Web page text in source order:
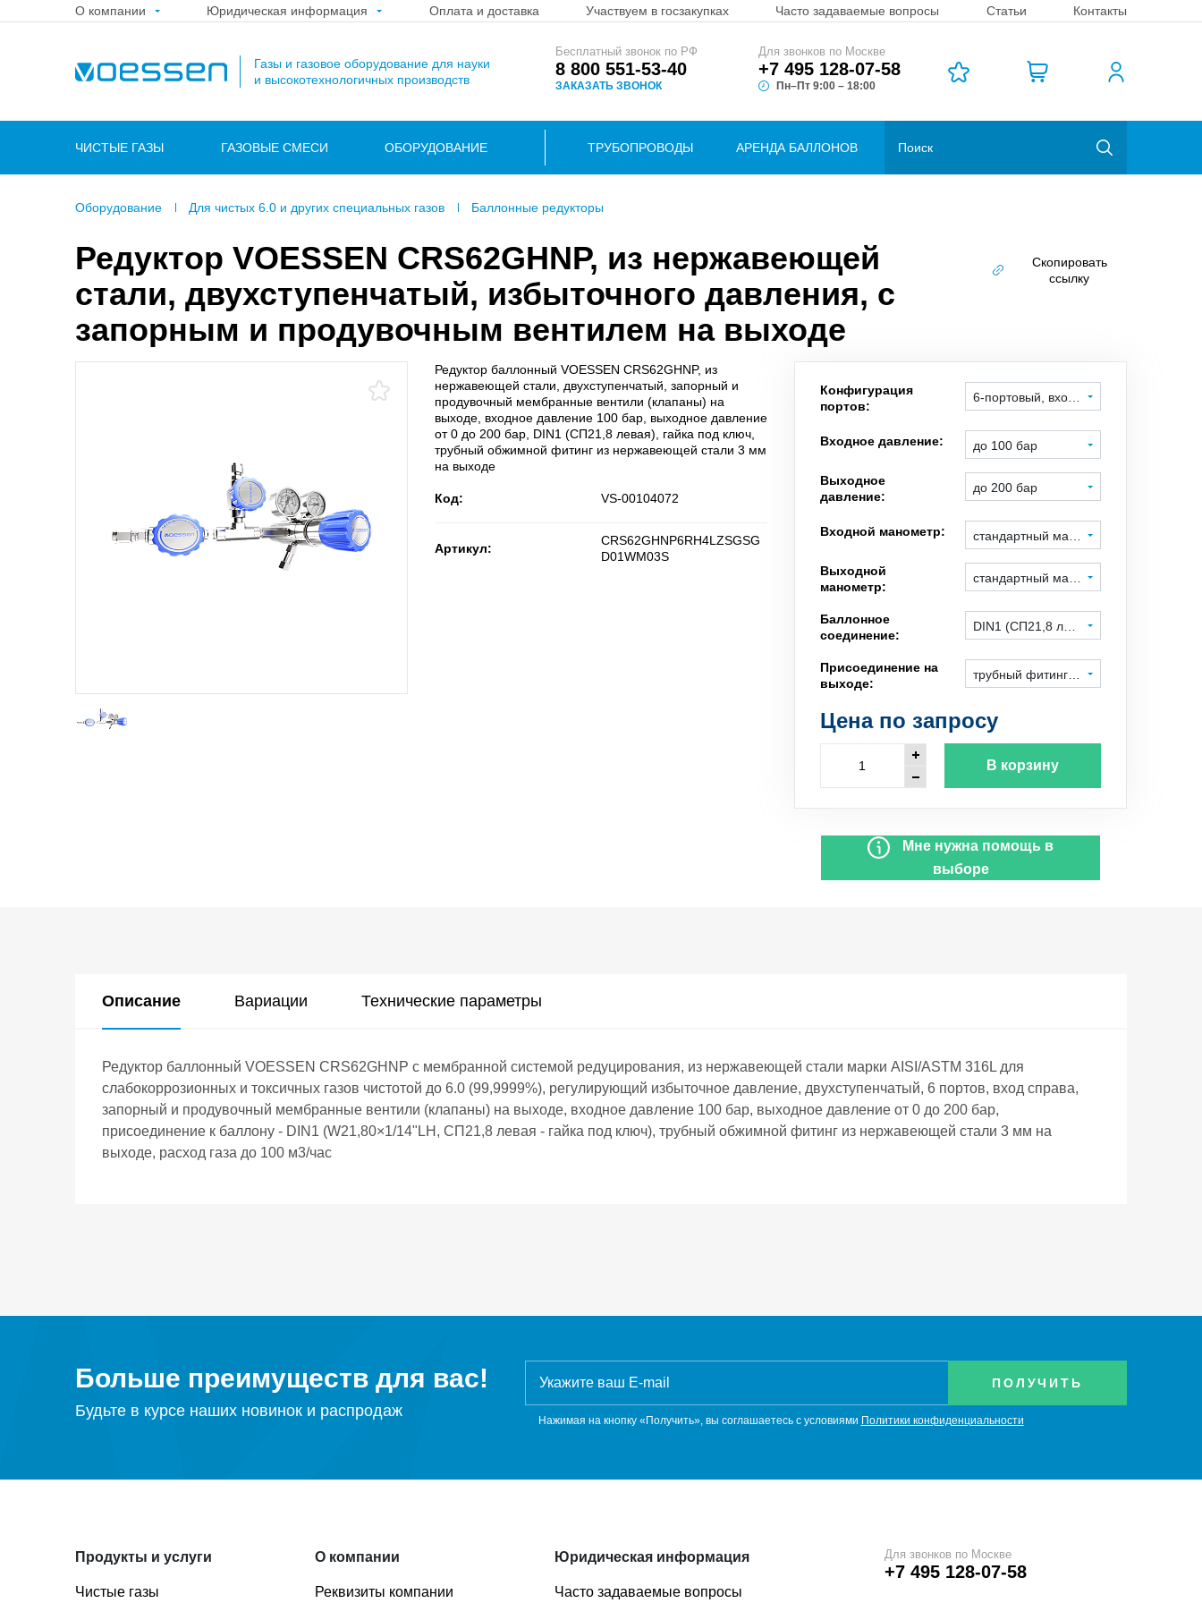
О компании Юридическая информация Оплата и доставка Участвуем в госзакупках Часто задаваемые вопросы Статьи Контакты
Газы и газовое оборудование для науки
и высокотехнологичных производств
Бесплатный звонок по РФ
8 800 551-53-40
ЗАКАЗАТЬ ЗВОНОК
Для звонков по Москве
+7 495 128-07-58
Пн–Пт 9:00 – 18:00
ЧИСТЫЕ ГАЗЫ ГАЗОВЫЕ СМЕСИ ОБОРУДОВАНИЕ ТРУБОПРОВОДЫ АРЕНДА БАЛЛОНОВ
Оборудование Для чистых 6.0 и других специальных газов Баллонные редукторы
Редуктор VOESSEN CRS62GHNP, из нержавеющей
стали, двухступенчатый, избыточного давления, с
запорным и продувочным вентилем на выходе
Скопировать
ссылку
Редуктор баллонный VOESSEN CRS62GHNP, из
нержавеющей стали, двухступенчатый, запорный и
продувочный мембранные вентили (клапаны) на
выходе, входное давление 100 бар, выходное давление
от 0 до 200 бар, DIN1 (СП21,8 левая), гайка под ключ,
трубный обжимной фитинг из нержавеющей стали 3 мм
на выходе
Код: VS-00104072
Артикул:
CRS62GHNP6RH4LZSGSG
D01WM03S
Конфигурация
портов:
Входное давление: до 100 бар
Выходное
давление:
до 200 бар
Входной манометр:
Выходной
манометр:
Баллонное
соединение:
Присоединение на
выходе:
Цена по запросу
В корзину
Мне нужна помощь в
выборе
Описание Вариации Технические параметры
Редуктор баллонный VOESSEN CRS62GHNP с мембранной системой редуцирования, из нержавеющей стали марки AISI/ASTM 316L для
слабокоррозионных и токсичных газов чистотой до 6.0 (99,9999%), регулирующий избыточное давление, двухступенчатый, 6 портов, вход справа,
запорный и продувочный мембранные вентили (клапаны) на выходе, входное давление 100 бар, выходное давление от 0 до 200 бар,
присоединение к баллону - DIN1 (W21,80×1/14"LH, СП21,8 левая - гайка под ключ), трубный обжимной фитинг из нержавеющей стали 3 мм на
выходе, расход газа до 100 м3/час
Больше преимуществ для вас!
Будьте в курсе наших новинок и распродаж
Нажимая на кнопку «Получить», вы соглашаетесь с условиями Политики конфиденциальности
Продукты и услуги
Чистые газы
О компании
Реквизиты компании
Юридическая информация
Часто задаваемые вопросы
Для звонков по Москве
+7 495 128-07-58